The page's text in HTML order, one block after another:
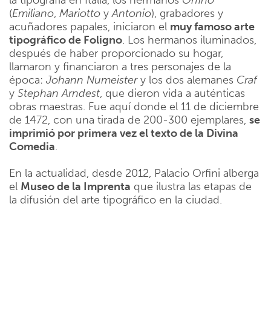
(Emiliano, Mariotto yAntonio), grabadores y
acuñadores papales, iniciaron el muy famoso arte
tipográfico de Foligno. Los hermanos iluminados,
después de haber proporcionado su hogar,
llamaron y financiaron a tres personajes de la
época: Johann Numeistery los dos alemanes Craf
y Stephan Arndest, que dieron vida a auténticas
obras maestras. Fue aquí donde el 11 de diciembre
de 1472, con una tirada de 200-300 ejemplares, se
imprimió por primera vez el texto de la Divina
Comedia.
En la actualidad, desde 2012, Palacio Orfini alberga
el Museo de la Imprenta que ilustra las etapas de
la difusión del arte tipográfico en la ciudad.